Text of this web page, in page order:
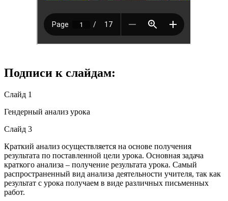
Подписи к слайдам:
Слайд 1
Гендерный анализ урока
Слайд 3
Краткий анализ осуществляется на основе получения
результата по поставленной цели урока. Основная задача
краткого анализа – получение результата урока. Самый
распространенный вид анализа деятельности учителя, так как
результат с урока получаем в виде различных письменных
работ.